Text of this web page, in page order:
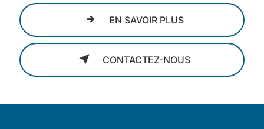
EN SAVOIR PLUS
CONTACTEZ-NOUS